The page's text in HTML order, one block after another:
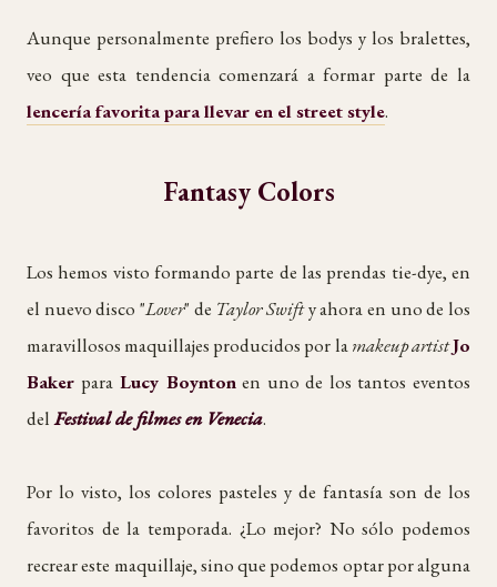
Aunque personalmente prefiero los bodys y los bralettes,
veo que esta tendencia comenzará a formar parte de la
lencería favorita para llevar en el street style.
Fantasy Colors
Los hemos visto formando parte de las prendas tie-dye, en
el nuevo disco "Lover" de Taylor Swifty ahora en uno de los
maravillosos maquillajes producidos por lamakeup artistJo
Baker paraLucy Boyntonen uno de los tantos eventos
delFestival de filmes en Venecia.
Por lo visto, los colores pasteles y de fantasía son de los
favoritos de la temporada. ¿Lo mejor? No sólo podemos
recrear este maquillaje, sino que podemos optar por alguna